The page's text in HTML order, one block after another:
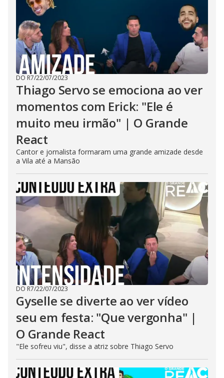
DO R7/22/07/2023
Thiago Servo se emociona ao ver
momentos com Erick: "Ele é
muito meu irmão" | O Grande
React
Cantor e jornalista formaram uma grande amizade desde
a Vila até a Mansão
DO R7/22/07/2023
Gyselle se diverte ao ver vídeo
seu em festa: "Que vergonha" |
O Grande React
"Ele sofreu viu", disse a atriz sobre Thiago Servo